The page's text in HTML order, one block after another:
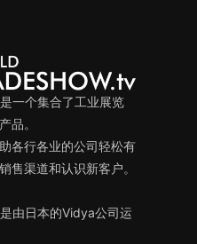
一个集合了工业展览
品。
各行各业的公司轻松有
售渠道和认识新客户。
由日本的Vidya公司运